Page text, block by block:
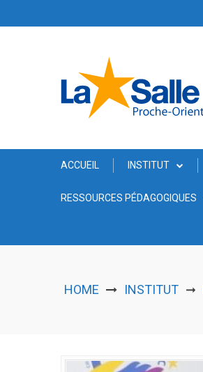
ACCUEIL INSTITUT
RESSOURCES PÉDAGOGIQUES
HOME INSTITUT ➞